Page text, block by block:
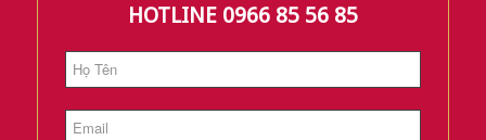
HOTLINE 0966 85 56 85